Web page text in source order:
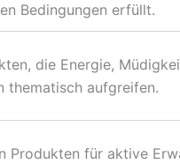
Bedingungen erfüllt.
die Energie,
thematisch aufgreifen.
Produkten für aktive